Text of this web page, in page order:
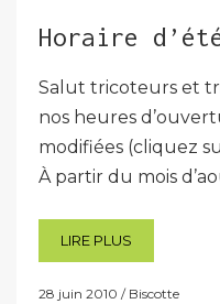
Horaire
Salut tricoteurs et
nos heures
modifiées (cliquez
À partir du mois
LIRE PLUS
28 juin 2010
Biscotte